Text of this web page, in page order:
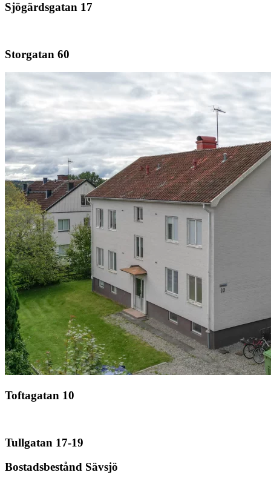
Sjögärdsgatan 17
Storgatan 60
Toftagatan 10
Tullgatan 17-19
Bostadsbestånd Sävsjö